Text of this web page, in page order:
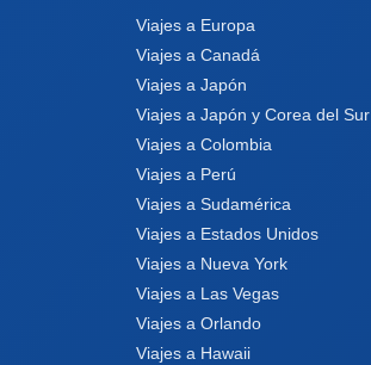
Viajes a Europa
Viajes a Canadá
Viajes a Japón
Viajes a Japón y Corea del Sur
Viajes a Colombia
Viajes a Perú
Viajes a Sudamérica
Viajes a Estados Unidos
Viajes a Nueva York
Viajes a Las Vegas
Viajes a Orlando
Viajes a Hawaii